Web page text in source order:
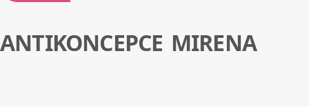
ANTIKONCEPCE MIRENA